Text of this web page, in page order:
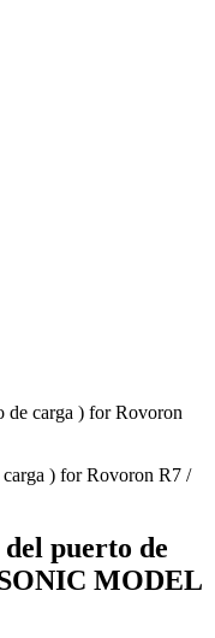
de carga ) for Rovoron
puerto de
MODEL